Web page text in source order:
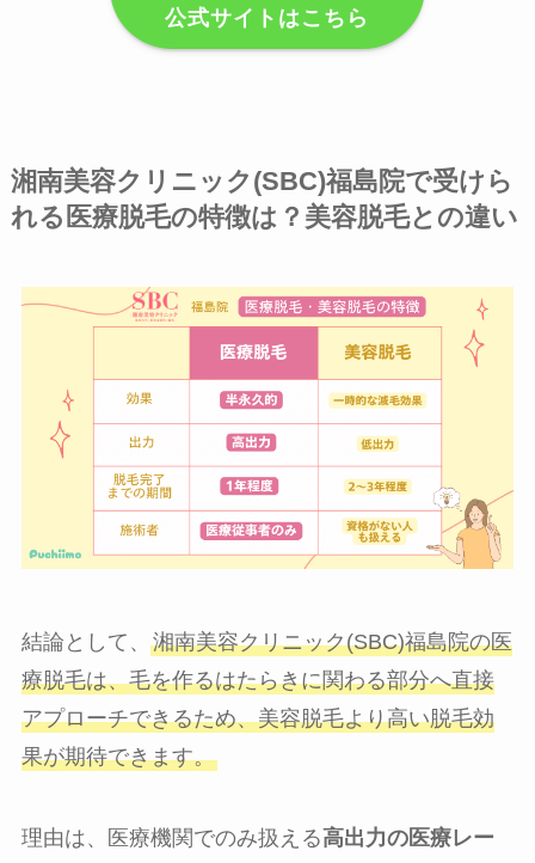
公式サイトはこちら
湘南美容クリニック(SBC)福島院で受けら
れる医療脱毛の特徴は？美容脱毛との違い
結論として、 湘南美容クリニック(SBC)福島院の医
療脱毛は、毛を作るはたらきに関わる部分へ直接
アプローチできるため、美容脱毛より高い脱毛効
果が期待できます。
理由は、医療機関でのみ扱える高出力の医療レー